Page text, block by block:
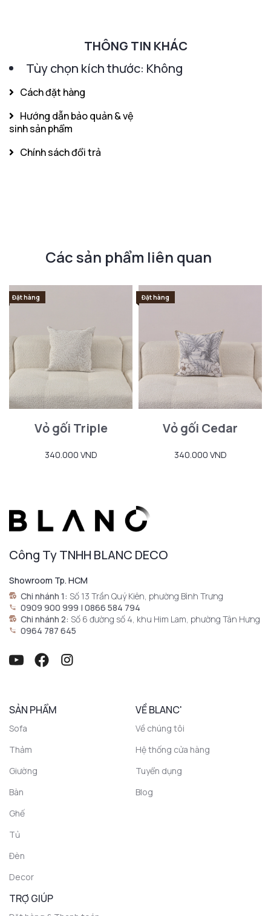
THÔNG TIN KHÁC
Tùy chọn kích thước: Không
Cách đặt hàng
Hướng dẫn bảo quản & vệ
sinh sản phẩm
Chính sách đổi trả
Các sản phẩm liên quan
Đặt hàng
Vỏ gối Triple
340.000 VND
Đặt hàng
Vỏ gối Cedar
340.000 VND
Công Ty TNHH BLANC DECO
Showroom Tp. HCM
Chi nhánh 1: Số 13 Trần Quý Kiên, phường Bình Trưng
0909 900 999 | 0866 584 794
Chi nhánh 2: Số 6 đường số 4, khu Him Lam, phường Tân Hưng
0964 787 645
SẢN PHẨM
Sofa
Thảm
Giường
Bàn
Ghế
Tủ
Đèn
Decor
VỀ BLANC'
Về chúng tôi
Hệ thống cửa hàng
Tuyển dụng
Blog
TRỢ GIÚP